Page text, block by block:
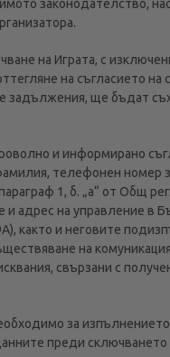
законодателство,
на Играта, с
на съгласието на
задължения, ще бъдат
и информирано
телефонен номер
1, б. „а“ от Общ
адрес на управление в
както и неговите
на
свързани с
за
преди сключването